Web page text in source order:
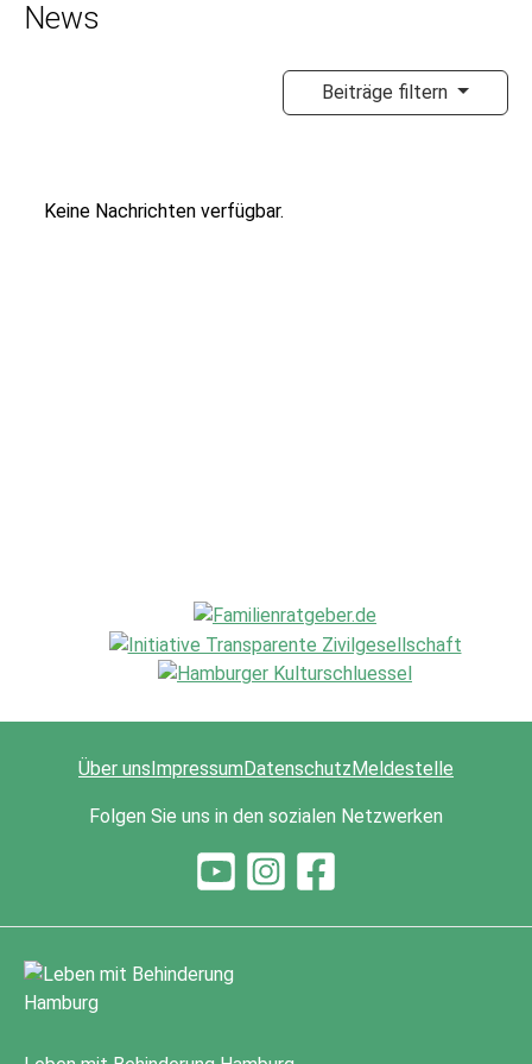
News
Beiträge filtern
Keine Nachrichten verfügbar.
Über uns Impressum Datenschutz Meldestelle
Folgen Sie uns in den sozialen Netzwerken